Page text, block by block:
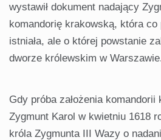
wystawił dokument nadający
komandorię krakowską, która
istniała, ale o której powstanie
dworze królewskim w
Gdy próba założenia komandorii
Zygmunt Karol w kwietniu 1618
króla Zygmunta III Wazy o